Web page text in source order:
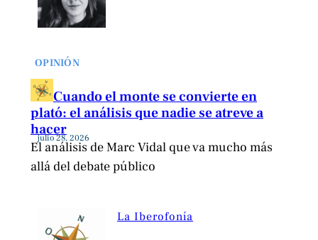
OPINIÓN
Cuando el monte se convierte en
plató: el análisis que nadie se atreve a
hacer
julio 28, 2026
El análisis de Marc Vidal que va mucho más
allá del debate público
La Iberofonía